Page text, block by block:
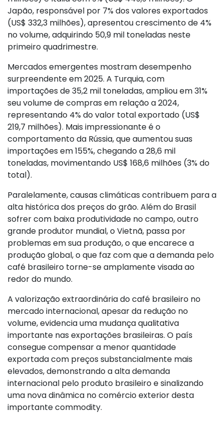
Japão, responsável por 7% dos valores exportados
(US$ 332,3 milhões), apresentou crescimento de 4%
no volume, adquirindo 50,9 mil toneladas neste
primeiro quadrimestre.
Mercados emergentes mostram desempenho
surpreendente em 2025. A Turquia, com
importações de 35,2 mil toneladas, ampliou em 31%
seu volume de compras em relação a 2024,
representando 4% do valor total exportado (US$
219,7 milhões). Mais impressionante é o
comportamento da Rússia, que aumentou suas
importações em 155%, chegando a 28,6 mil
toneladas, movimentando US$ 168,6 milhões (3% do
total).
Paralelamente, causas climáticas contribuem para a
alta histórica dos preços do grão. Além do Brasil
sofrer com baixa produtividade no campo, outro
grande produtor mundial, o Vietnã, passa por
problemas em sua produção, o que encarece a
produção global, o que faz com que a demanda pelo
café brasileiro torne-se amplamente visada ao
redor do mundo.
A valorização extraordinária do café brasileiro no
mercado internacional, apesar da redução no
volume, evidencia uma mudança qualitativa
importante nas exportações brasileiras. O país
consegue compensar a menor quantidade
exportada com preços substancialmente mais
elevados, demonstrando a alta demanda
internacional pelo produto brasileiro e sinalizando
uma nova dinâmica no comércio exterior desta
importante commodity.